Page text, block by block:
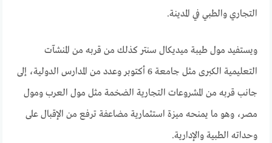
التجاري والطبي في المدينة.
ويستفيد مول طيبة ميديكال سنتر كذلك من قربه من المنشآت
التعليمية الكبرى مثل جامعة 6 أكتوبر وعدد من المدارس الدولية، إلى
جانب قربه من المشروعات التجارية الضخمة مثل مول العرب ومول
مصر، وهو ما يمنحه ميزة استثمارية مضاعفة ترفع من الإقبال على
وحداته الطبية والإدارية.